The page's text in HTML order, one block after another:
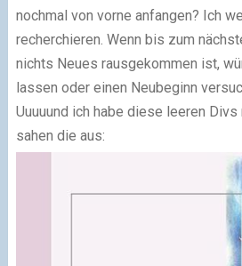
nochmal von vorne anfangen? Ich
recherchieren. Wenn bis zum
nichts Neues rausgekommen ist,
lassen oder einen Neubeginn
Uuuuund ich habe diese leeren Divs
sahen die aus: